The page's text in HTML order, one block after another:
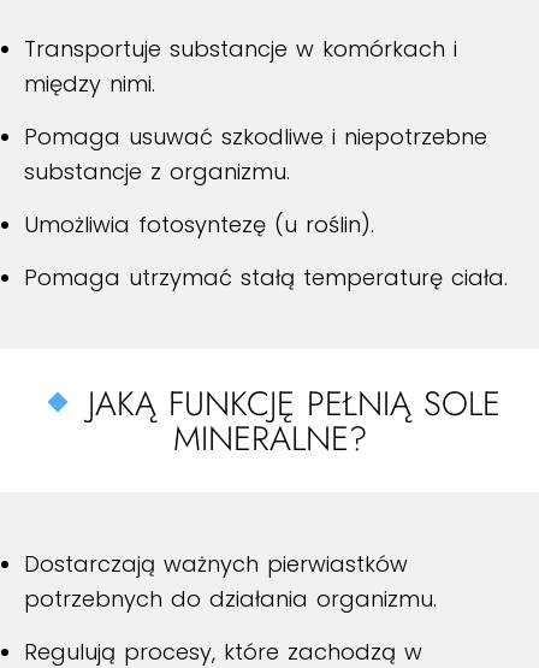
Transportuje substancje w komórkach i
między nimi.
Pomaga usuwać szkodliwe i niepotrzebne
substancje z organizmu.
Umożliwia fotosyntezę (u roślin).
Pomaga utrzymać stałą temperaturę ciała.
JAKĄ FUNKCJĘ PEŁNIĄ SOLE
MINERALNE?
Dostarczają ważnych pierwiastków
potrzebnych do działania organizmu.
Regulują procesy, które zachodzą w